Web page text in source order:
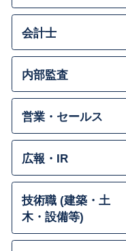
会計士
内部監査
営業・セールス
広報・IR
技術職 (建築・土
木・設備等)